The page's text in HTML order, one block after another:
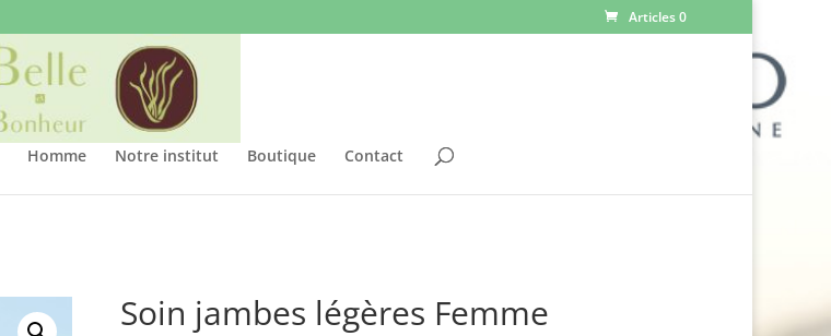
Articles 0
Homme Notre institut Boutique Contact
Soin jambes légères Femme